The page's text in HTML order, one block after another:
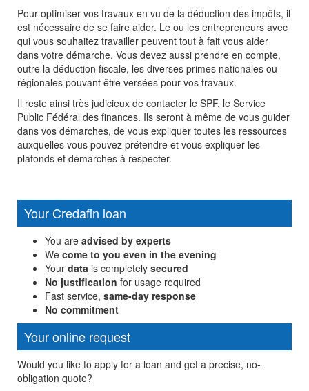
Pour optimiser vos travaux en vu de la déduction des impôts, il
est nécessaire de se faire aider. Le ou les entrepreneurs avec
qui vous souhaitez travailler peuvent tout à fait vous aider
dans votre démarche. Vous devez aussi prendre en compte,
outre la déduction fiscale, les diverses primes nationales ou
régionales pouvant être versées pour vos travaux.
Il reste ainsi très judicieux de contacter le SPF, le Service
Public Fédéral des finances. Ils seront à même de vous guider
dans vos démarches, de vous expliquer toutes les ressources
auxquelles vous pouvez prétendre et vous expliquer les
plafonds et démarches à respecter.
Your Credafin loan
You are advised by experts
We come to you even in the evening
Your data is completely secured
No justification for usage required
Fast service, same-day response
No commitment
Your online request
Would you like to apply for a loan and get a precise, no-
obligation quote?